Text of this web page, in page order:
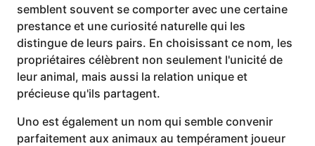
semblent souvent se comporter avec une certaine
prestance et une curiosité naturelle qui les
distingue de leurs pairs. En choisissant ce nom, les
propriétaires célèbrent non seulement l'unicité de
leur animal, mais aussi la relation unique et
précieuse qu'ils partagent.
Uno est également un nom qui semble convenir
parfaitement aux animaux au tempérament joueur